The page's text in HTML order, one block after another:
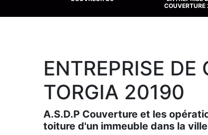
COUVERTURE
ENTREPRISE
TORGIA 20190
A.S.D.P Couverture et les
toiture d'un immeuble dans la